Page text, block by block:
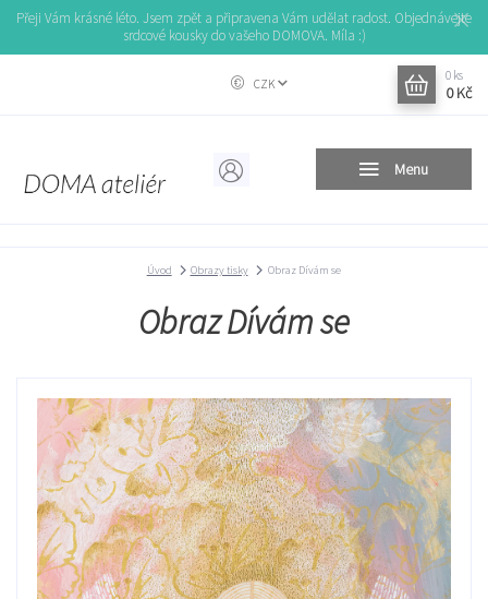
Přeji Vám krásné léto. Jsem zpět a připravena Vám udělat radost. Objednávejte
srdcové kousky do vašeho DOMOVA. Míla :)
Menu
CZK
0 ks
0 Kč
Úvod Obrazy tisky Obraz Dívám se
Obraz Dívám se